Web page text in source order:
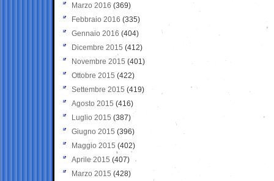
Marzo 2016 (369)
Febbraio 2016 (335)
Gennaio 2016 (404)
Dicembre 2015 (412)
Novembre 2015 (401)
Ottobre 2015 (422)
Settembre 2015 (419)
Agosto 2015 (416)
Luglio 2015 (387)
Giugno 2015 (396)
Maggio 2015 (402)
Aprile 2015 (407)
Marzo 2015 (428)